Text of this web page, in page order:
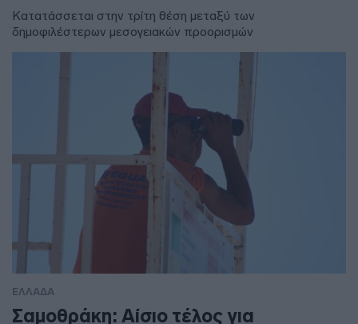
Κατατάσσεται στην τρίτη θέση μεταξύ των
δημοφιλέστερων μεσογειακών προορισμών
ΕΛΛΑΔΑ
Σαμοθράκη: Αίσιο τέλος για